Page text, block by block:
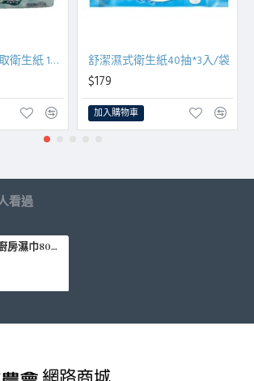
舒潔雲柔舒適抽取衛生紙 100抽/10包/串 舒潔濕式衛生紙40抽*3入/袋
$179
加入購物車
看過
淨魔力廚房濕巾80抽/包